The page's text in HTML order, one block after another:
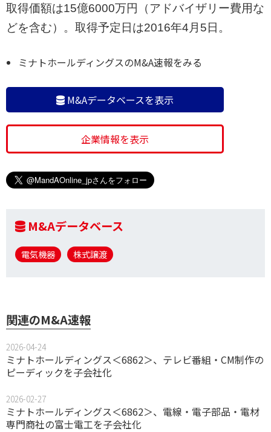
取得価額は15億6000万円（アドバイザリー費用な
どを含む）。取得予定日は2016年4月5日。
ミナトホールディングスのM&A速報をみる
M&Aデータベースを表示
企業情報を表示
M&Aデータベース
電気機器 株式譲渡
関連のM&A速報
2026-04-24
ミナトホールディングス＜6862＞、テレビ番組・CM制作の
ピーディックを子会社化
2026-02-27
ミナトホールディングス＜6862＞、電線・電子部品・電材
専門商社の富士電工を子会社化